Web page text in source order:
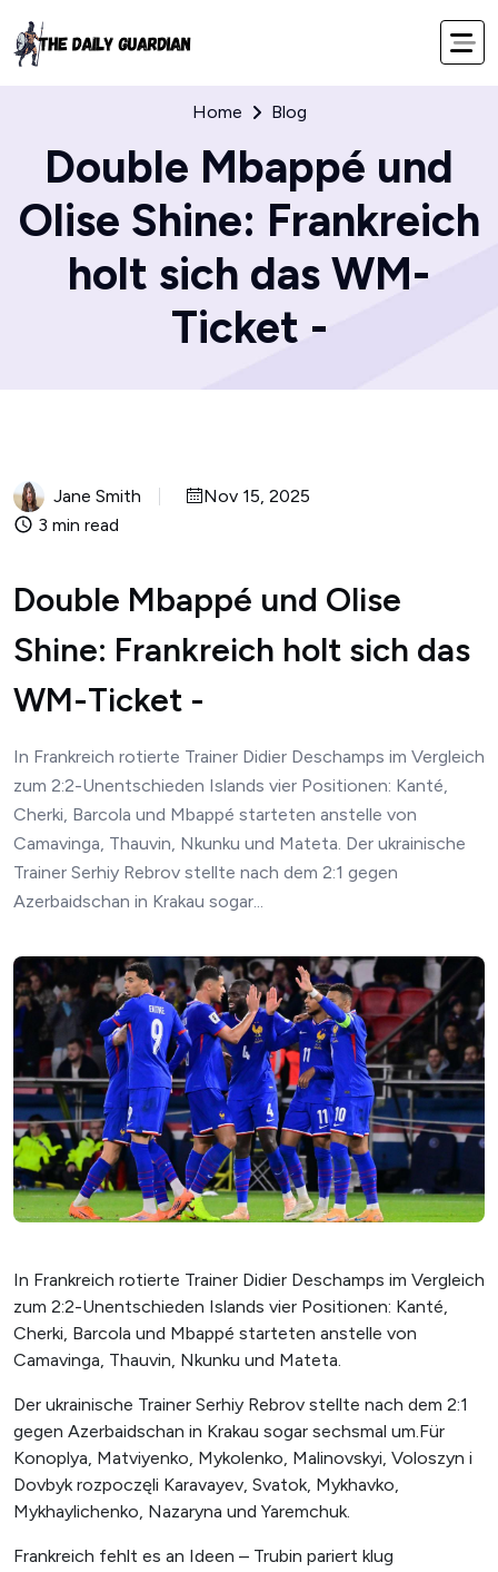
Home Blog
Double Mbappé und
Olise Shine: Frankreich
holt sich das WM-
Ticket -
Jane Smith
Nov 15, 2025
3 min read
Double Mbappé und Olise
Shine: Frankreich holt sich das
WM-Ticket -
In Frankreich rotierte Trainer Didier Deschamps im Vergleich
zum 2:2-Unentschieden Islands vier Positionen: Kanté,
Cherki, Barcola und Mbappé starteten anstelle von
Camavinga, Thauvin, Nkunku und Mateta. Der ukrainische
Trainer Serhiy Rebrov stellte nach dem 2:1 gegen
Azerbaidschan in Krakau sogar...
In Frankreich rotierte Trainer Didier Deschamps im Vergleich
zum 2:2-Unentschieden Islands vier Positionen: Kanté,
Cherki, Barcola und Mbappé starteten anstelle von
Camavinga, Thauvin, Nkunku und Mateta.
Der ukrainische Trainer Serhiy Rebrov stellte nach dem 2:1
gegen Azerbaidschan in Krakau sogar sechsmal um.Für
Konoplya, Matviyenko, Mykolenko, Malinovskyi, Voloszyn i
Dovbyk rozpoczęli Karavayev, Svatok, Mykhavko,
Mykhaylichenko, Nazaryna und Yaremchuk.
Frankreich fehlt es an Ideen – Trubin pariert klug